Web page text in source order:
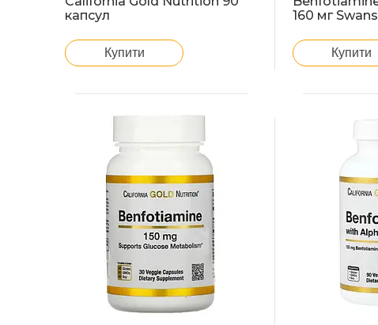
капсул
Купити
160 мг
Купити